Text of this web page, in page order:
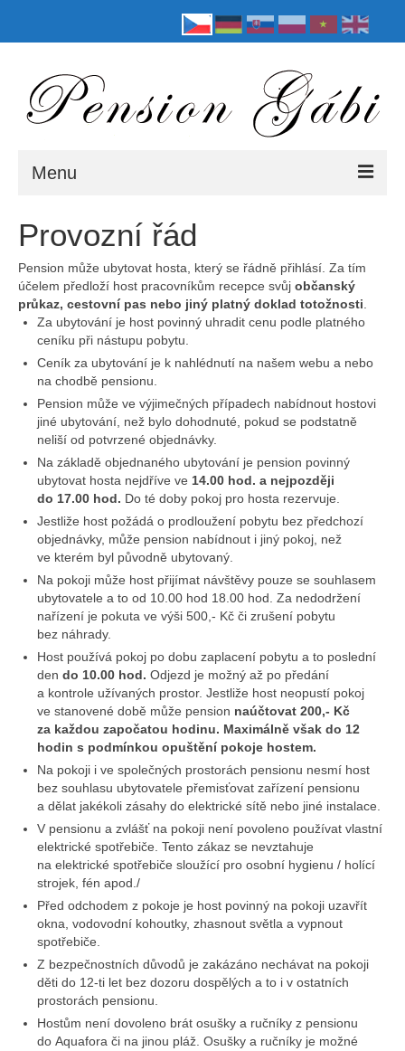
Menu
Informace
Galerie
Ceník
Jednolůžkový pokoj
Dvoulůžkový pokoj typ A
Dvoulůžkový pokoj typ B
Apartmá 2 ložnice
Kompletní ceník
Zajímavosti
Kontakt
Provozní řád
Pension může ubytovat hosta, který se řádně přihlásí. Za tím
účelem předloží host pracovníkům recepce svůj občanský
průkaz, cestovní pas nebo jiný platný doklad totožnosti.
Za ubytování je host povinný uhradit cenu podle platného
ceníku při nástupu pobytu.
Ceník za ubytování je k nahlédnutí na našem webu a nebo
na chodbě pensionu.
Pension může ve výjimečných případech nabídnout hostovi
jiné ubytování, než bylo dohodnuté, pokud se podstatně
neliší od potvrzené objednávky.
Na základě objednaného ubytování je pension povinný
ubytovat hosta nejdříve ve 14.00 hod. a nejpozději
do 17.00 hod. Do té doby pokoj pro hosta rezervuje.
Jestliže host požádá o prodloužení pobytu bez předchozí
objednávky, může pension nabídnout i jiný pokoj, než
ve kterém byl původně ubytovaný.
Na pokoji může host přijímat návštěvy pouze se souhlasem
ubytovatele a to od 10.00 hod 18.00 hod. Za nedodržení
nařízení je pokuta ve výši 500,- Kč či zrušení pobytu
bez náhrady.
Host používá pokoj po dobu zaplacení pobytu a to poslední
den do 10.00 hod. Odjezd je možný až po předání
a kontrole užívaných prostor. Jestliže host neopustí pokoj
ve stanovené době může pension naúčtovat 200,- Kč
za každou započatou hodinu. Maximálně však do 12
hodin s podmínkou opuštění pokoje hostem.
Na pokoji i ve společných prostorách pensionu nesmí host
bez souhlasu ubytovatele přemisťovat zařízení pensionu
a dělat jakékoli zásahy do elektrické sítě nebo jiné instalace.
V pensionu a zvlášť na pokoji není povoleno používat vlastní
elektrické spotřebiče. Tento zákaz se nevztahuje
na elektrické spotřebiče sloužící pro osobní hygienu / holící
strojek, fén apod./
Před odchodem z pokoje je host povinný na pokoji uzavřít
okna, vodovodní kohoutky, zhasnout světla a vypnout
spotřebiče.
Z bezpečnostních důvodů je zakázáno nechávat na pokoji
děti do 12-ti let bez dozoru dospělých a to i v ostatních
prostorách pensionu.
Hostům není dovoleno brát osušky a ručníky z pensionu
do Aquafora či na jinou pláž. Osušky a ručníky je možné